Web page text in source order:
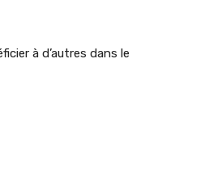
à d’autres dans le